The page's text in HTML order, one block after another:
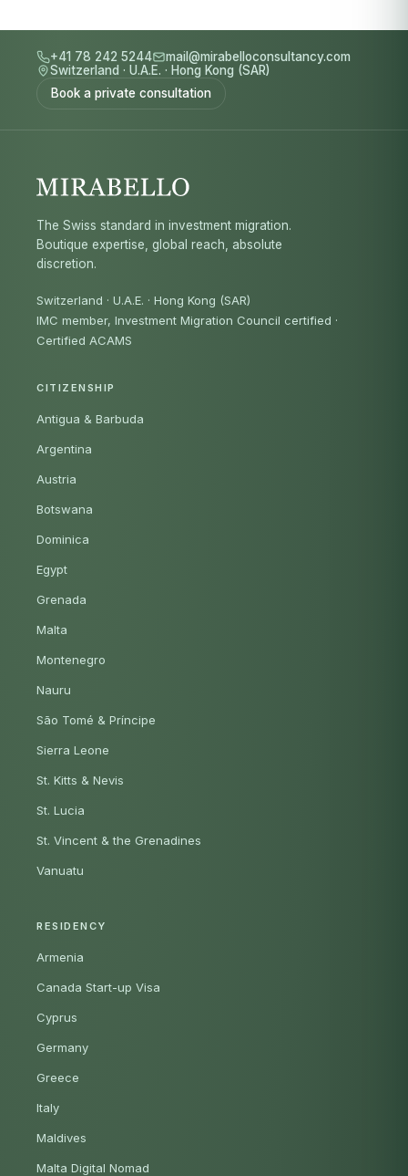
+41 78 242 5244
mail@mirabelloconsultancy.com
Switzerland · U.A.E. · Hong Kong (SAR)
Book a private consultation
The Swiss standard in investment migration.
Boutique expertise, global reach, absolute
discretion.
Switzerland · U.A.E. · Hong Kong (SAR)
IMC member, Investment Migration Council certified ·
Certified ACAMS
CITIZENSHIP
Antigua & Barbuda
Argentina
Austria
Botswana
Dominica
Egypt
Grenada
Malta
Montenegro
Nauru
São Tomé & Príncipe
Sierra Leone
St. Kitts & Nevis
St. Lucia
St. Vincent & the Grenadines
Vanuatu
RESIDENCY
Armenia
Canada Start-up Visa
Cyprus
Germany
Greece
Italy
Maldives
Malta Digital Nomad